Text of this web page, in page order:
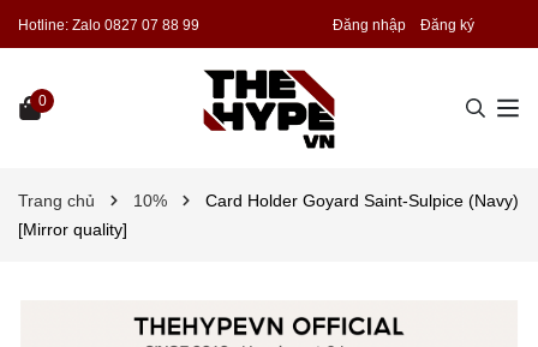
Hotline: Zalo 0827 07 88 99 Đăng nhập Đăng ký
0
Trang chủ 10%
Card Holder Goyard Saint-Sulpice (Navy)
[Mirror quality]